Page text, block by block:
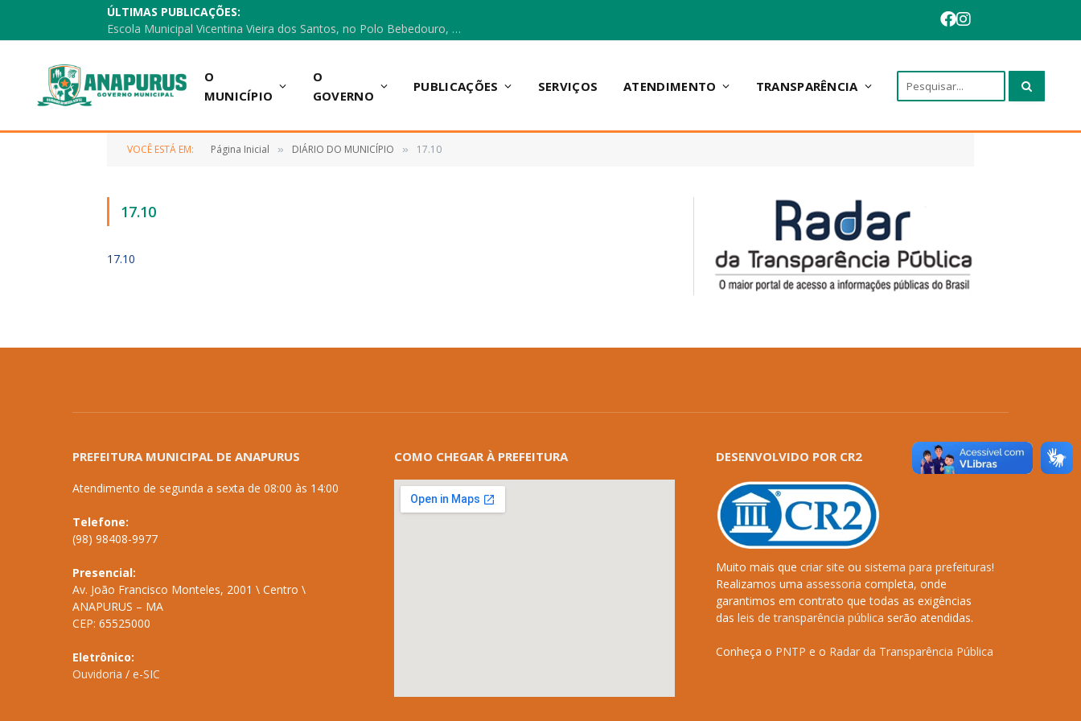
ÚLTIMAS PUBLICAÇÕES:
Escola Municipal Vicentina Vieira dos Santos, no Polo Bebedouro, recebeu materiais para a implantação do Cantinho da Leitura e da Sala Multidisciplinar.
O
MUNICÍPIO
O
GOVERNO
PUBLICAÇÕES SERVIÇOS ATENDIMENTO TRANSPARÊNCIA
VOCÊ ESTÁ EM: Página Inicial » DIÁRIO DO MUNICÍPIO » 17.10
17.10
17.10
PREFEITURA MUNICIPAL DE ANAPURUS
Atendimento de segunda a sexta de 08:00 às 14:00
Telefone:
(98) 98408-9977
Presencial:
Av. João Francisco Monteles, 2001 \ Centro \
ANAPURUS – MA
CEP: 65525000
Eletrônico:
Ouvidoria / e-SIC
COMO CHEGAR À PREFEITURA DESENVOLVIDO POR CR2
Muito mais que criar site ou sistema para prefeituras!
Realizamos uma assessoria completa, onde
garantimos em contrato que todas as exigências
das leis de transparência pública serão atendidas.
Conheça o PNTP e o Radar da Transparência Pública